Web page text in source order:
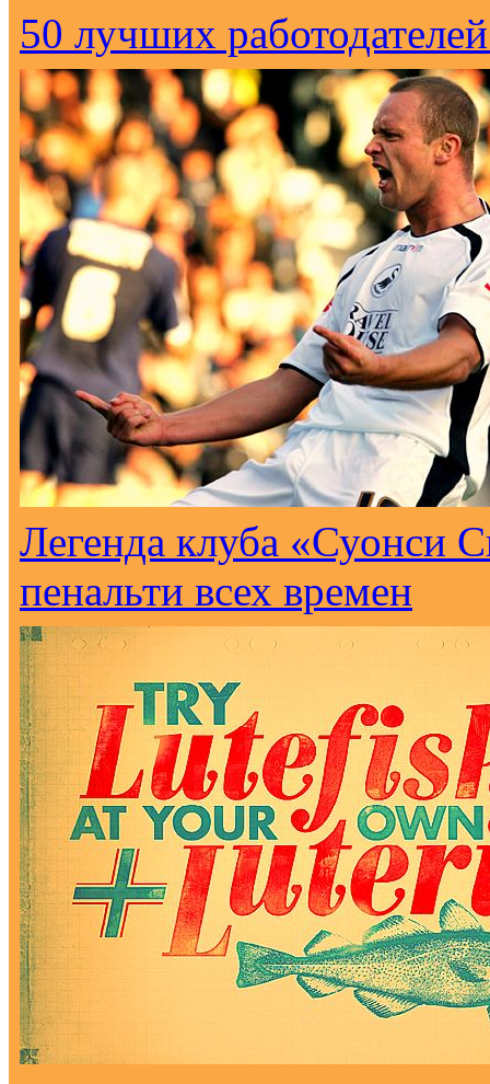
50 лучших
Легенда клуба «Суонси
пенальти всех времен